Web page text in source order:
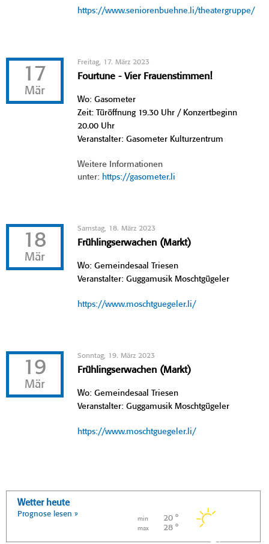
https://www.seniorenbuehne.li/theatergruppe/
17
Mär
Freitag, 17. März 2023
Fourtune - Vier Frauenstimmen!
Wo: Gasometer
Zeit: Türöffnung 19.30 Uhr / Konzertbeginn
20.00 Uhr
Veranstalter: Gasometer Kulturzentrum
Weitere Informationen
unter: https://gasometer.li
18
Mär
Samstag, 18. März 2023
Frühlingserwachen (Markt)
Wo: Gemeindesaal Triesen
Veranstalter: Guggamusik Moschtgügeler
https://www.moschtguegeler.li/
19
Mär
Sonntag, 19. März 2023
Frühlingserwachen (Markt)
Wo: Gemeindesaal Triesen
Veranstalter: Guggamusik Moschtgügeler
https://www.moschtguegeler.li/
Wetter heute
Prognose lesen »
min 20 °
max 28 °